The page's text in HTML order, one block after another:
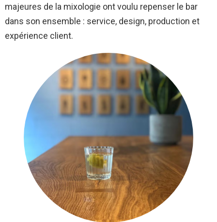
majeures de la mixologie ont voulu repenser le bar
dans son ensemble : service, design, production et
expérience client.